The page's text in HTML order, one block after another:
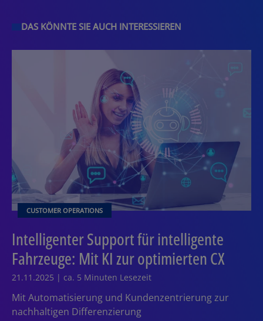
DAS KÖNNTE SIE AUCH INTERESSIEREN
CUSTOMER OPERATIONS
Intelligenter Support für intelligente
Fahrzeuge: Mit KI zur optimierten CX
21.11.2025 | ca. 5 Minuten Lesezeit
Mit Automatisierung und Kundenzentrierung zur
nachhaltigen Differenzierung